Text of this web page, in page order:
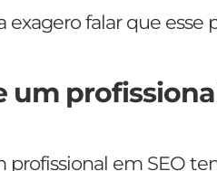
exagero falar que esse
um
profissional em SEO